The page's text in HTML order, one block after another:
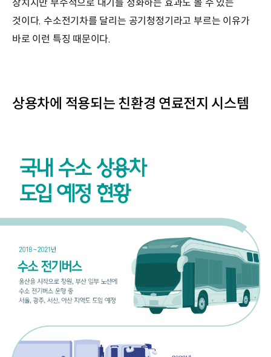
장치지만 부수적으로 대기를 정화하는 효과도 볼 수 있는
것이다. 수소전기차를 달리는 공기청정기라고 부르는 이유가
바로 이런 특징 때문이다.
상용차에 적용되는 친환경 연료전지 시스템